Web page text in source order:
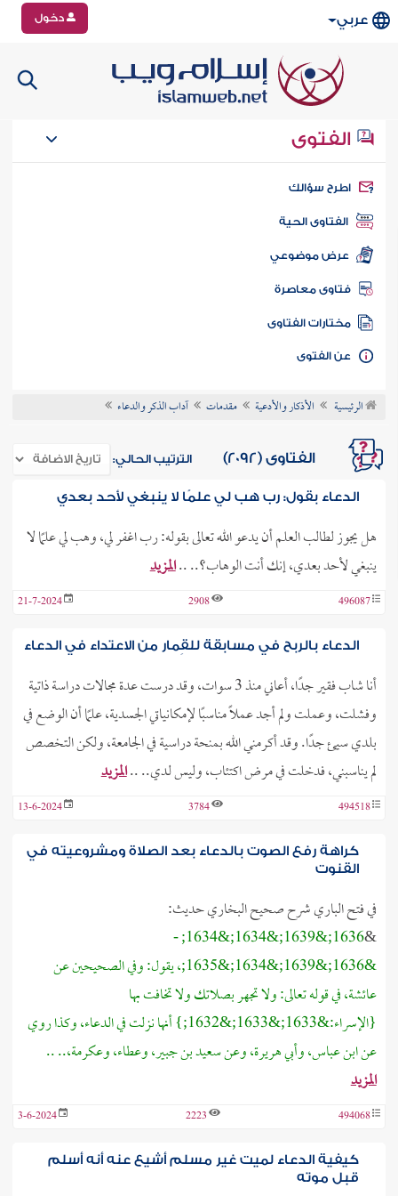
عربي دخول
الفتوى
سؤالك
الفتاوى الحية
عرض موضوعي
فتاوى معاصرة
مختارات الفتاوى
الفتوى
الرئيسية الأذكار والأدعية مقدمات آداب الذكر والدعاء
الفتاوى (2092) الترتيب الحالي:
الدعاء بقول: رب هب لي علمًا لا ينبغي لأحد بعدي
هل يجوز لطالب العلم أن يدعو الله تعالى بقوله: رب اغفر لي، وهب لي علمًا لا
ينبغي لأحد بعدي، إنك أنت الوهاب؟.. ..المزيد
496087
2908
21-7-2024
الدعاء بالربح في مسابقة للقِمار من الاعتداء في الدعاء
أنا شاب فقير جدًا، أعاني منذ 3 سوات، وقد درست عدة مجالات دراسة ذاتية
وفشلت، وعملت ولم أجد عملًا مناسبًا لإمكانياتي الجسدية، علمًا أن الوضع في
بلدي سيئ جدًا. وقد أكرمني الله بمنحة دراسية في الجامعة، ولكن التخصص
لم يناسبني، فدخلت في مرض اكتئاب، وليس لدي.. ..المزيد
494518
3784
13-6-2024
كراهة رفع الصوت بالدعاء بعد الصلاة ومشروعيته في
القنوت
في فتح الباري شرح صحيح البخاري حديث:
&
1636;&
1639;&
1634;&
1634; -
&
1636;&
1639;&
1634;&
1635;، يقول: وفي الصحيحين عن
عائشة، في قوله تعالى: ولا تجهر بصلاتك ولا تخافت بها
{الإسراء:&1633;&
1633;&
1632;} أنها نزلت في الدعاء، وكذا روي
عن ابن عباس، وأبي هريرة، وعن سعيد بن جبير، وعطاء، وعكرمة،.. ..
المزيد
494068
2223
3-6-2024
كيفية الدعاء لميت غير مسلم أشيع عنه أنه أسلم
قبل موته